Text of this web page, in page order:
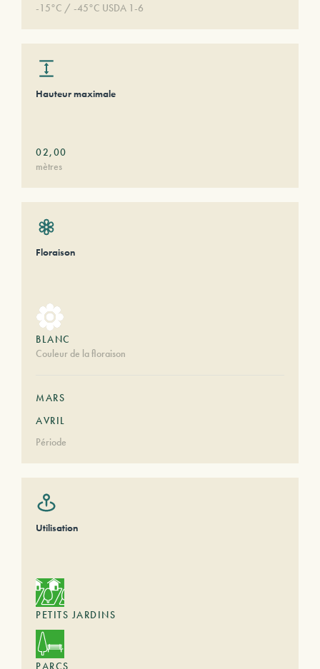
-15°C / -45°C USDA 1-6
Hauteur maximale
02,00
mètres
Floraison
BLANC
Couleur de la floraison
MARS
AVRIL
Période
Utilisation
PETITS JARDINS
PARCS